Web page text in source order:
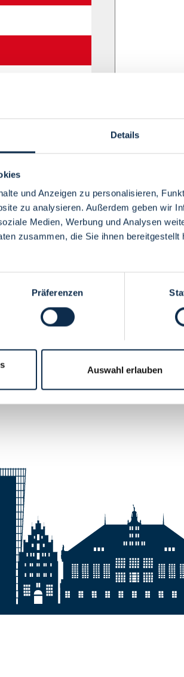
Details
und Anzeigen zu personalisieren,
zu analysieren. Außerdem geben wir
Medien, Werbung und Analysen
zusammen, die Sie ihnen
Präferenzen
Auswahl erlauben
Menü